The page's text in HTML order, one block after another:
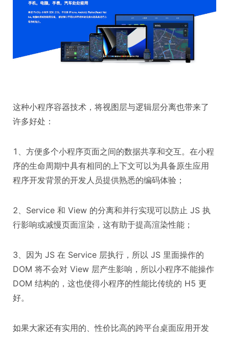
这种小程序容器技术，将视图层与逻辑层分离也带来了
许多好处：
1、方便多个小程序页面之间的数据共享和交互。在小程
序的生命周期中具有相同的上下文可以为具备原生应用
程序开发背景的开发人员提供熟悉的编码体验；
2、Service 和 View 的分离和并行实现可以防止 JS 执
行影响或减慢页面渲染，这有助于提高渲染性能；
3、因为 JS 在 Service 层执行，所以 JS 里面操作的
DOM 将不会对 View 层产生影响，所以小程序不能操作
DOM 结构的，这也使得小程序的性能比传统的 H5 更
好。
如果大家还有实用的、性价比高的跨平台桌面应用开发